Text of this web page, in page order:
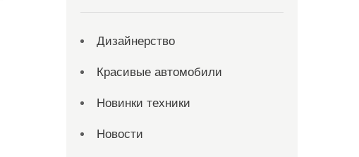
Дизайнерство
Красивые автомобили
Новинки техники
Новости